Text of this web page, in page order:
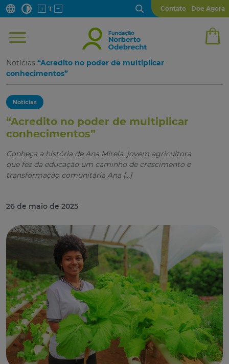
Contato Doe Agora
Notícias “Acredito no poder de multiplicar
conhecimentos”
Notícias
“Acredito no poder de multiplicar
conhecimentos”
Conheça a história de Ana Mirela, jovem agricultora
que fez da educação um caminho de crescimento e
transformação comunitária Ana […]
26 de maio de 2025